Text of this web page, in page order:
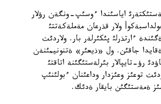
اياسئندا ءوسئپ-ونگةن رؤلار
ولار قذرعان مةملةكةتتئ
ءارتذرلئ پئكئرلةر بار. ولاردئث
جاقئن. ول «ذيعئر» ةتنونيمئنةن
تايپالار بئرلةستئگئنة اتاقتئ
توعئز وعئزدار وداعئنان ءبولئنئپ
ةمةستئگئن بايقار ةدئك.